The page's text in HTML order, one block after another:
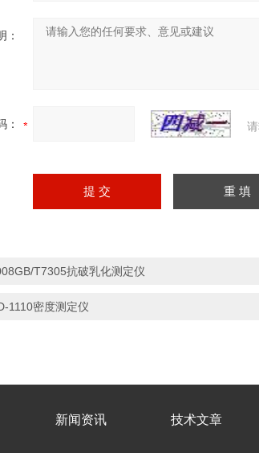
：
：
T7305抗破乳化测定仪
1110密度测定仪
新闻资讯 技术文章